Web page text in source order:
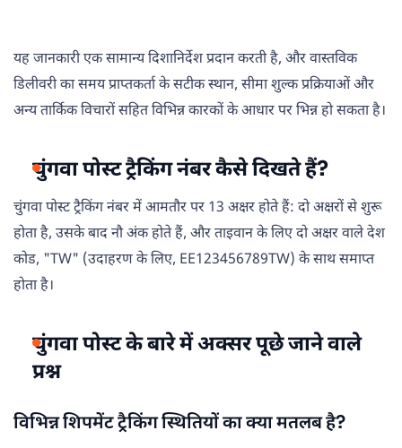
यह जानकारी एक सामान्य दिशानिर्देश प्रदान करती है, और वास्तविक
डिलीवरी का समय प्राप्तकर्ता के सटीक स्थान, सीमा शुल्क प्रक्रियाओं और
अन्य तार्किक विचारों सहित विभिन्न कारकों के आधार पर भिन्न हो सकता है।
चुंगवा पोस्ट ट्रैकिंग नंबर कैसे दिखते हैं?
चुंगवा पोस्ट ट्रैकिंग नंबर में आमतौर पर 13 अक्षर होते हैं: दो अक्षरों से शुरू
होता है, उसके बाद नौ अंक होते हैं, और ताइवान के लिए दो अक्षर वाले देश
कोड, "TW" (उदाहरण के लिए, EE123456789TW) के साथ समाप्त
होता है।
चुंगवा पोस्ट के बारे में अक्सर पूछे जाने वाले
प्रश्न
विभिन्न शिपमेंट ट्रैकिंग स्थितियों का क्या मतलब है?